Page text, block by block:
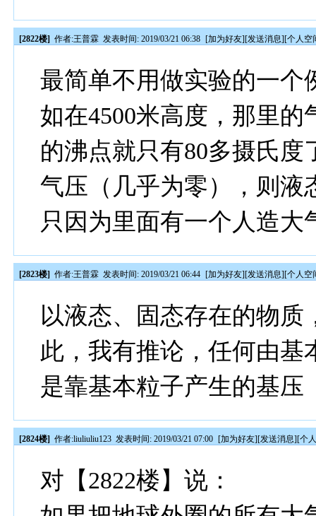
[2822楼] 作者:王普霖 发表时间: 2019/03/21 06:38 [加为好友][发送消息][个人空
最简单不用做实验的一个
如在4500米高度，那里
的沸点就只有80多摄氏
气压（几乎为零），则液
只因为里面有一个人造大
[2823楼] 作者:王普霖 发表时间: 2019/03/21 06:44 [加为好友][发送消息][个人空
以液态、固态存在的物
此，我有推论，任何由基
是靠基本粒子产生的基压
[2824楼] 作者:liuliuliu123 发表时间: 2019/03/21 07:00 [加为好友][发送消息][个
对【2822楼】说：